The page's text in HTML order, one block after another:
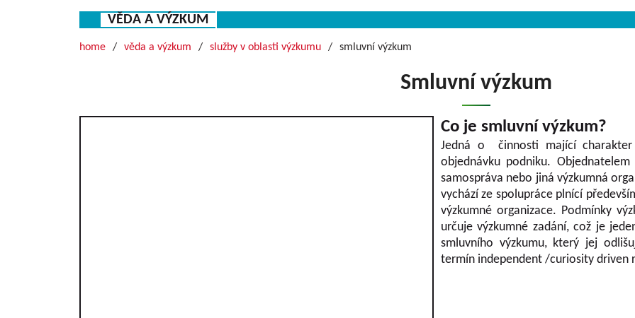
VĚDA A VÝZKUM
home věda a výzkum služby v oblasti výzkumu smluvní výzkum
Smluvní výzkum
Co je smluvní výzkum?
Jedná o činnosti mající
objednávku podniku.
samospráva nebo jiná výzkumná
vychází ze spolupráce plnící
výzkumné organizace. Podmínky
určuje výzkumné zadání, což je
smluvního výzkumu, který jej
termín independent /curiosity driven